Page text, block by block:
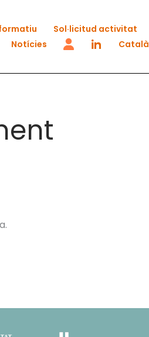
Sol·licitud activitat
Notícies Català